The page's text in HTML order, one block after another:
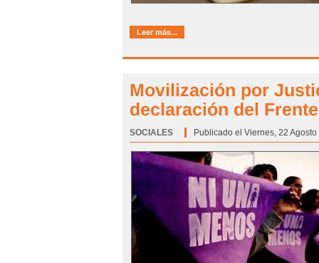
Leer más...
Movilización por
declaración del
SOCIALES Publicado el Viernes, 22